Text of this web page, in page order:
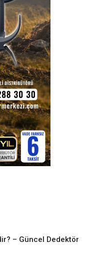
– Güncel Dedektör